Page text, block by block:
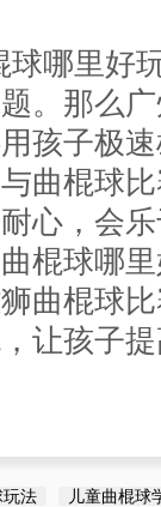
球哪里好
。那么
孩子极
曲棍球
心，会
棍球哪
曲棍球
让孩子
玩法 儿童曲棍球